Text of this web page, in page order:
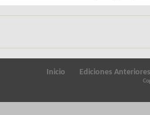
Inicio Ediciones Anteriores